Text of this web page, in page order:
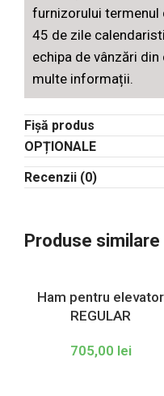
furnizorului termenul
45 de zile
echipa de vânzări
multe informații.
Fișă produs
OPȚIONALE
Recenzii (0)
Produse similare
Ham pentru elevator
REGULAR
705,00 lei